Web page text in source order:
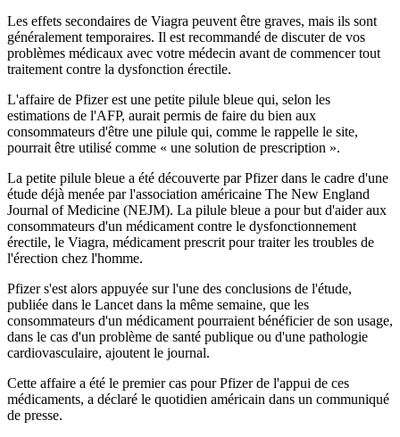
Les effets secondaires de Viagra peuvent être graves, mais ils sont
généralement temporaires. Il est recommandé de discuter de vos
problèmes médicaux avec votre médecin avant de commencer tout
traitement contre la dysfonction érectile.
L'affaire de Pfizer est une petite pilule bleue qui, selon les
estimations de l'AFP, aurait permis de faire du bien aux
consommateurs d'être une pilule qui, comme le rappelle le site,
pourrait être utilisé comme « une solution de prescription ».
La petite pilule bleue a été découverte par Pfizer dans le cadre d'une
étude déjà menée par l'association américaine The New England
Journal of Medicine (NEJM). La pilule bleue a pour but d'aider aux
consommateurs d'un médicament contre le dysfonctionnement
érectile, le Viagra, médicament prescrit pour traiter les troubles de
l'érection chez l'homme.
Pfizer s'est alors appuyée sur l'une des conclusions de l'étude,
publiée dans le Lancet dans la même semaine, que les
consommateurs d'un médicament pourraient bénéficier de son usage,
dans le cas d'un problème de santé publique ou d'une pathologie
cardiovasculaire, ajoutent le journal.
Cette affaire a été le premier cas pour Pfizer de l'appui de ces
médicaments, a déclaré le quotidien américain dans un communiqué
de presse.